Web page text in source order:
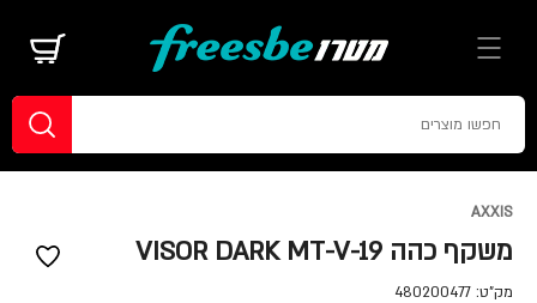
AXXIS
משקף כהה VISOR DARK MT-V-19
מק"ט: 480200477